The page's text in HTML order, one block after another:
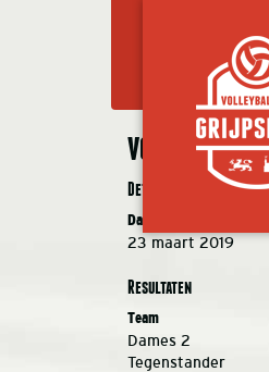
VC Grijpskerk
Details
Datum
23 maart 2019
Resultaten
Team
Dames 2
Tegenstander